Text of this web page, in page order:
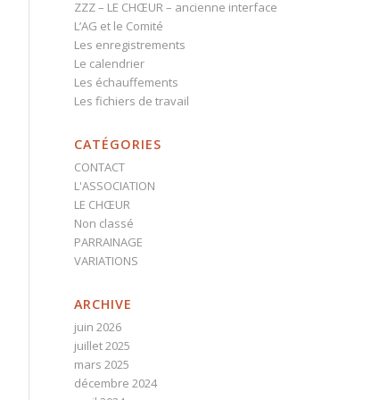
ZZZ – LE CHŒUR – ancienne interface
L’AG et le Comité
Les enregistrements
Le calendrier
Les échauffements
Les fichiers de travail
CATÉGORIES
CONTACT
L'ASSOCIATION
LE CHŒUR
Non classé
PARRAINAGE
VARIATIONS
ARCHIVE
juin 2026
juillet 2025
mars 2025
décembre 2024